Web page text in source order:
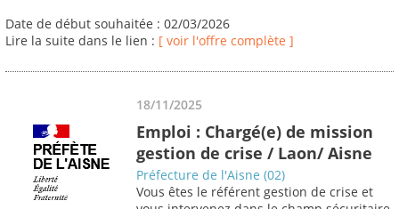
Date de début souhaitée : 02/03/2026
Lire la suite dans le lien : [ voir l'offre complète ]
18/11/2025
Emploi : Chargé(e) de mission
gestion de crise / Laon/ Aisne
Préfecture de l'Aisne (02)
Vous êtes le référent gestion de crise et